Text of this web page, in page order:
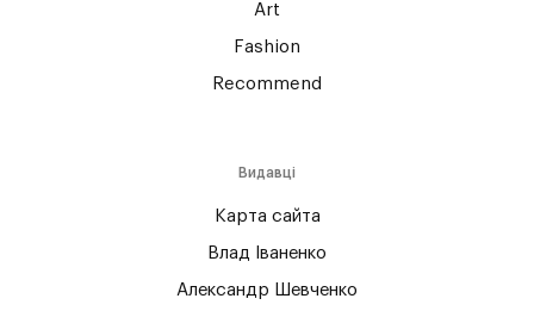
Art
Fashion
Recommend
Видавці
Карта сайта
Влад Іваненко
Александр Шевченко